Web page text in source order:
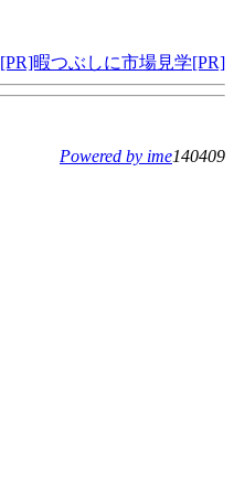
[PR]暇つぶしに市場見学[PR]
Powered by ime140409